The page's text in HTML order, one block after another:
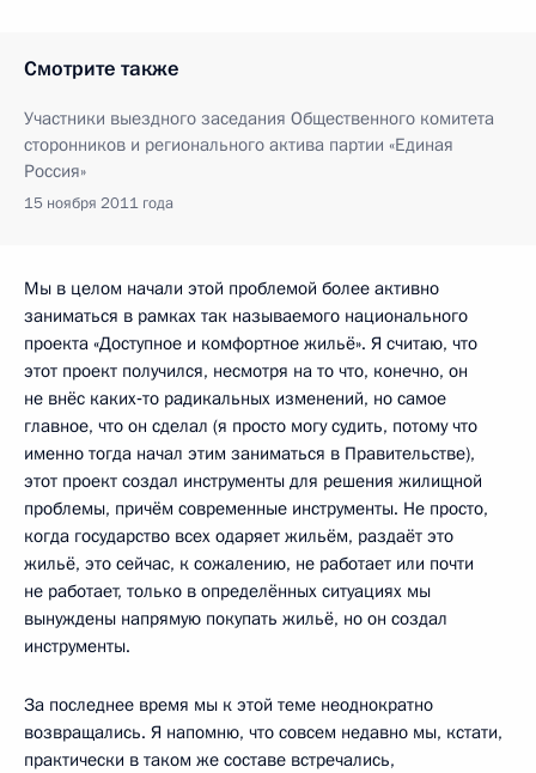
Смотрите также
Участники выездного заседания Общественного комитета
сторонников и регионального актива партии «Единая
Россия»
15 ноября 2011 года
Мы в целом начали этой проблемой более активно
заниматься в рамках так называемого национального
проекта «Доступное и комфортное жильё». Я считаю, что
этот проект получился, несмотря на то что, конечно, он
не внёс каких‑то радикальных изменений, но самое
главное, что он сделал (я просто могу судить, потому что
именно тогда начал этим заниматься в Правительстве),
этот проект создал инструменты для решения жилищной
проблемы, причём современные инструменты. Не просто,
когда государство всех одаряет жильём, раздаёт это
жильё, это сейчас, к сожалению, не работает или почти
не работает, только в определённых ситуациях мы
вынуждены напрямую покупать жильё, но он создал
инструменты.
За последнее время мы к этой теме неоднократно
возвращались. Я напомню, что совсем недавно мы, кстати,
практически в таком же составе встречались,